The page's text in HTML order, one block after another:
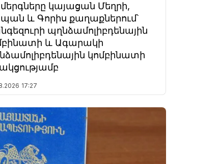
կայացան Մեղրի,
և Գորիս քաղաքներում՝
պղնձամոլիբդենային
և Ագարակի
կոմբինատի
17:27